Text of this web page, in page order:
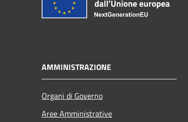
AMMINISTRAZIONE
Organi di Governo
Aree Amministrative